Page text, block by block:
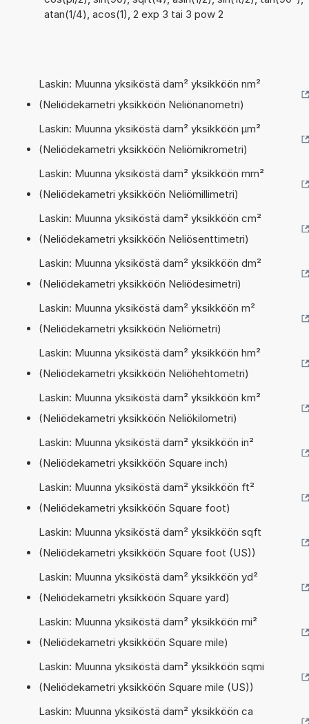
atan(1/4), acos(1), 2 exp 3 tai 3 pow 2
Laskin: Muunna yksiköstä dam² yksikköön nm²
(Neliödekametri yksikköön Neliönanometri)
Laskin: Muunna yksiköstä dam² yksikköön µm²
(Neliödekametri yksikköön Neliömikrometri)
Laskin: Muunna yksiköstä dam² yksikköön mm²
(Neliödekametri yksikköön Neliömillimetri)
Laskin: Muunna yksiköstä dam² yksikköön cm²
(Neliödekametri yksikköön Neliösenttimetri)
Laskin: Muunna yksiköstä dam² yksikköön dm²
(Neliödekametri yksikköön Neliödesimetri)
Laskin: Muunna yksiköstä dam² yksikköön m²
(Neliödekametri yksikköön Neliömetri)
Laskin: Muunna yksiköstä dam² yksikköön hm²
(Neliödekametri yksikköön Neliöhehtometri)
Laskin: Muunna yksiköstä dam² yksikköön km²
(Neliödekametri yksikköön Neliökilometri)
Laskin: Muunna yksiköstä dam² yksikköön in²
(Neliödekametri yksikköön Square inch)
Laskin: Muunna yksiköstä dam² yksikköön ft²
(Neliödekametri yksikköön Square foot)
Laskin: Muunna yksiköstä dam² yksikköön sqft
(Neliödekametri yksikköön Square foot (US))
Laskin: Muunna yksiköstä dam² yksikköön yd²
(Neliödekametri yksikköön Square yard)
Laskin: Muunna yksiköstä dam² yksikköön mi²
(Neliödekametri yksikköön Square mile)
Laskin: Muunna yksiköstä dam² yksikköön sqmi
(Neliödekametri yksikköön Square mile (US))
Laskin: Muunna yksiköstä dam² yksikköön ca